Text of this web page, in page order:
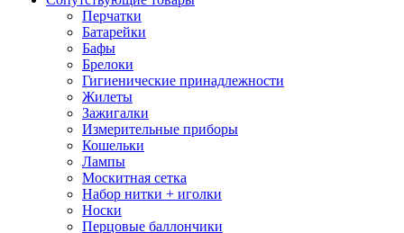
Перчатки
Батарейки
Бафы
Брелоки
Гигиенические принадлежности
Жилеты
Зажигалки
Измерительные приборы
Кошельки
Лампы
Москитная сетка
Набор нитки + иголки
Носки
Перцовые баллончики